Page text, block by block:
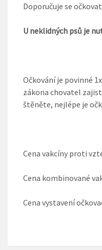
Doporučuje se
U neklidných psů je
Očkování je povinné
zákona chovatel
štěněte, nejlépe je
Cena vakcíny
Cena
Cena vystavení